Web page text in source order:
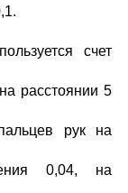
счет
расстоянии 5
рук на
0,04, на